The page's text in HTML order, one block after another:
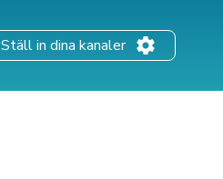
Ställ in dina kanaler